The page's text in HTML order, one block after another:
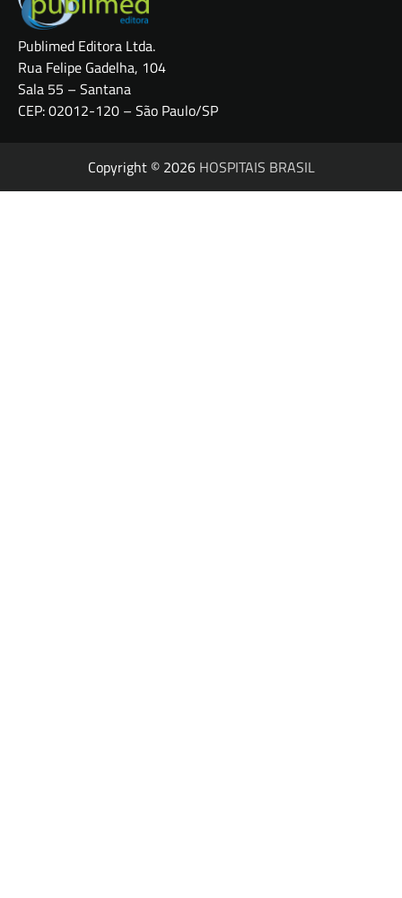
Publimed Editora Ltda.
Rua Felipe Gadelha, 104
Sala 55 – Santana
CEP: 02012-120 – São Paulo/SP
Copyright © 2026 HOSPITAIS BRASIL